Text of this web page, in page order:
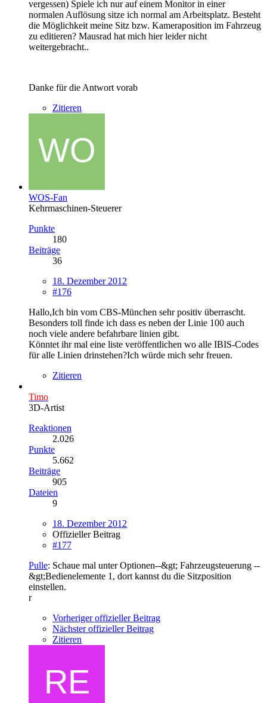
vergessen) Spiele ich nur auf einem Monitor in einer
normalen Auflösung sitze ich normal am Arbeitsplatz. Besteht
die Möglichkeit meine Sitz bzw. Kameraposition im Fahrzeug
zu editieren? Mausrad hat mich hier leider nicht
weitergebracht..
Danke für die Antwort vorab
Zitieren
WOS-Fan
Kehrmaschinen-Steuerer
Punkte
180
Beiträge
36
18. Dezember 2012
#176
Hallo,Ich bin vom CBS-München sehr positiv überrascht.
Besonders toll finde ich dass es neben der Linie 100 auch
noch viele andere befahrbare linien gibt.
Könntet ihr mal eine liste veröffentlichen wo alle IBIS-Codes
für alle Linien drinstehen?Ich würde mich sehr freuen.
Zitieren
Timo
3D-Artist
Reaktionen
2.026
Punkte
5.662
Beiträge
905
Dateien
9
18. Dezember 2012
Offizieller Beitrag
#177
Pulle: Schaue mal unter Optionen--&gt; Fahrzeugsteuerung --
&gt;Bedienelemente 1, dort kannst du die Sitzposition
einstellen.
r
Vorheriger offizieller Beitrag
Nächster offizieller Beitrag
Zitieren